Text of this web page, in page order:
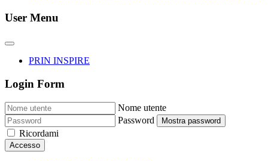
User Menu
PRIN INSPIRE
Login Form
Nome utente
Password
Mostra password
Ricordami
Accesso